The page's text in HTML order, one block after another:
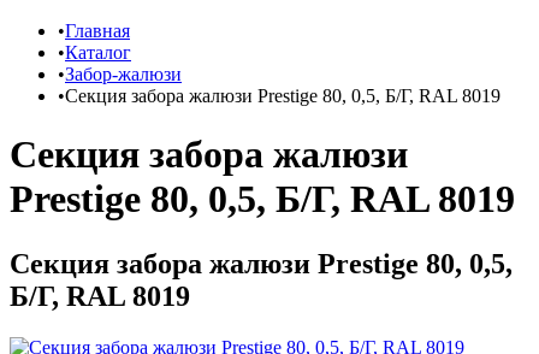
Главная
Каталог
Забор-жалюзи
Секция забора жалюзи Prestige 80, 0,5, Б/Г, RAL 8019
Секция забора жалюзи
Prestige 80, 0,5, Б/Г, RAL 8019
Секция забора жалюзи Prestige 80, 0,5,
Б/Г, RAL 8019